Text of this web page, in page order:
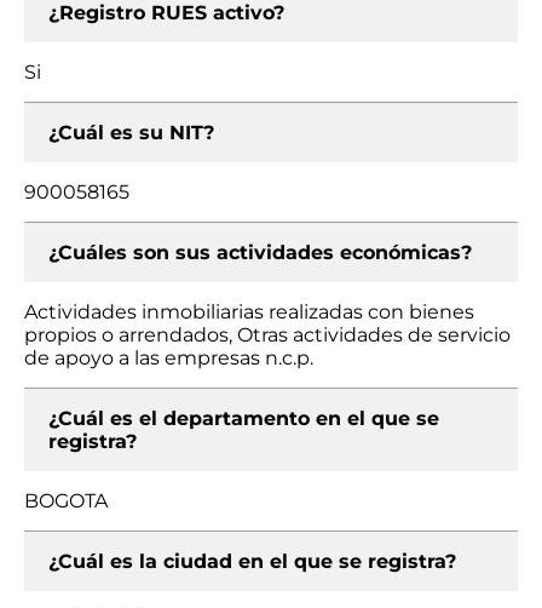
¿Registro RUES activo?
Si
¿Cuál es su NIT?
900058165
¿Cuáles son sus actividades económicas?
Actividades inmobiliarias realizadas con bienes
propios o arrendados, Otras actividades de servicio
de apoyo a las empresas n.c.p.
¿Cuál es el departamento en el que se
registra?
BOGOTA
¿Cuál es la ciudad en el que se registra?